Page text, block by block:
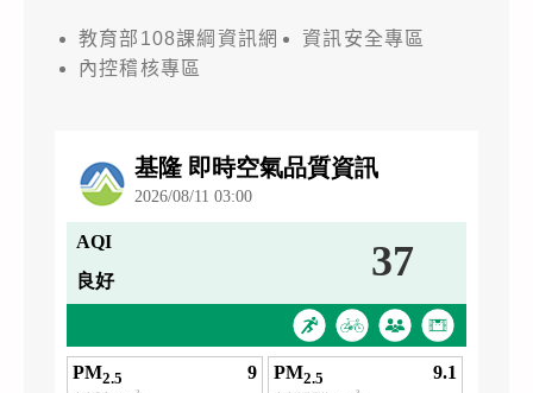
教育部108課綱資訊網
資訊安全專區
內控稽核專區